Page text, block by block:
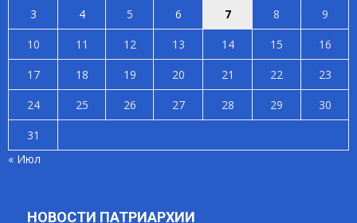
3
4 5 6 7 8
9
10
11 12 13 14 15
16
17
18 19 20 21 22
23
24
25 26 27 28 29
30
31
« Июл
НОВОСТИ ПАТРИАРХИИ